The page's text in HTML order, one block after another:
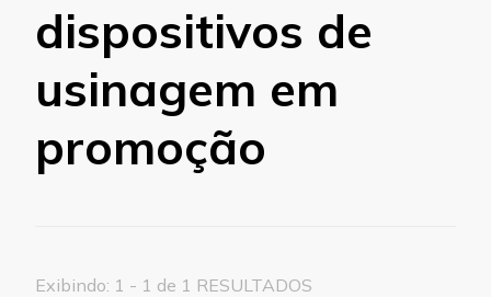
dispositivos de
usinagem em
promoção
Exibindo: 1 - 1 de 1 RESULTADOS